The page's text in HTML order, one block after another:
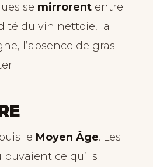
se mirrorent entre
du vin nettoie, la
l’absence de gras
le Moyen Âge. Les
ce qu’ils